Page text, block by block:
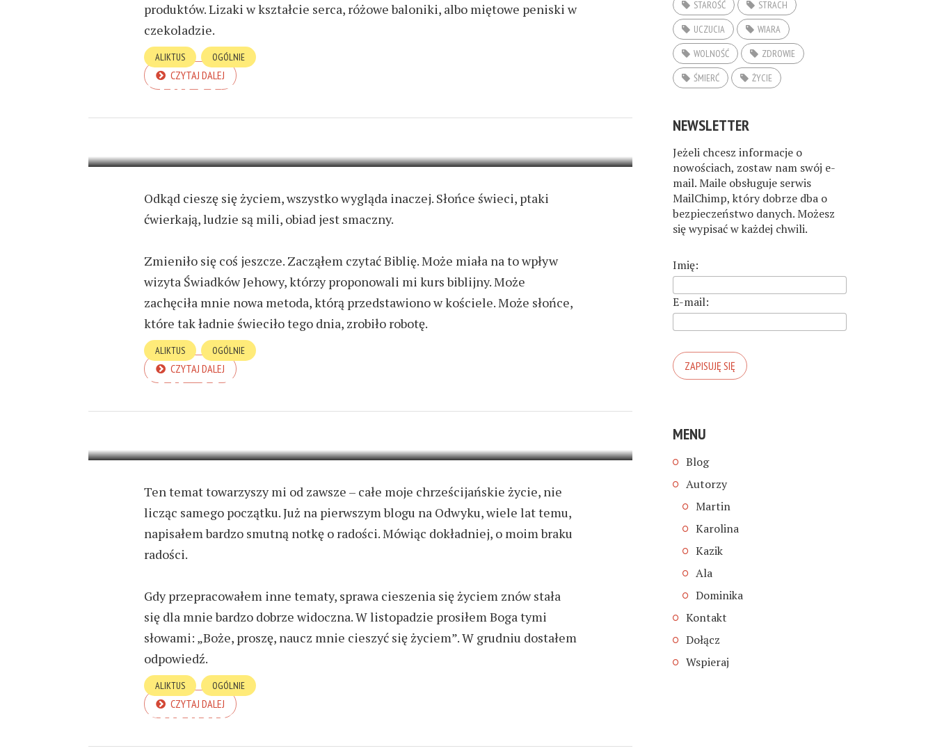
produktów. Lizaki w kształcie serca, różowe baloniki, albo miętowe peniski w
czekoladzie.
CZYTAJ DALEJ
ALIKTUS OGÓLNIE
ŁUKASZ CZYTA BIBLIĘ
Odkąd cieszę się życiem, wszystko wygląda inaczej. Słońce świeci, ptaki
ćwierkają, ludzie są mili, obiad jest smaczny.
Zmieniło się coś jeszcze. Zacząłem czytać Biblię. Może miała na to wpływ
wizyta Świadków Jehowy, którzy proponowali mi kurs biblijny. Może
zachęciła mnie nowa metoda, którą przedstawiono w kościele. Może słońce,
które tak ładnie świeciło tego dnia, zrobiło robotę.
CZYTAJ DALEJ
ALIKTUS OGÓLNIE
JAK ZACZĄŁEM CIESZYĆ SIĘ ŻYCIEM
Ten temat towarzyszy mi od zawsze – całe moje chrześcijańskie życie, nie
licząc samego początku. Już na pierwszym blogu na Odwyku, wiele lat temu,
napisałem bardzo smutną notkę o radości. Mówiąc dokładniej, o moim braku
radości.
Gdy przepracowałem inne tematy, sprawa cieszenia się życiem znów stała
się dla mnie bardzo dobrze widoczna. W listopadzie prosiłem Boga tymi
słowami: „Boże, proszę, naucz mnie cieszyć się życiem”. W grudniu dostałem
odpowiedź.
CZYTAJ DALEJ
ALIKTUS OGÓLNIE
SYNDROM ENTERA
STAROŚĆ
STRACH
UCZUCIA
WIARA
WOLNOŚĆ
ZDROWIE
ŚMIERĆ
ŻYCIE
NEWSLETTER
Jeżeli chcesz informacje o
nowościach, zostaw nam swój e-
mail. Maile obsługuje serwis
MailChimp, który dobrze dba o
bezpieczeństwo danych. Możesz
się wypisać w każdej chwili.
Imię:
E-mail:
MENU
Blog
Autorzy
Martin
Karolina
Kazik
Ala
Dominika
Kontakt
Dołącz
Wspieraj